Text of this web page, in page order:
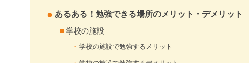
あるある！勉強できる場所のメリット・デメリット
学校の施設
学校の施設で勉強するメリット